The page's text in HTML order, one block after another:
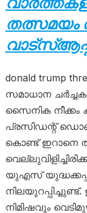
donald trump
സമാധാന
സൈനിക നീക്കം
പ്രസിഡന്റ്
കൊണ്ട് ഇറാനെ
യുഎസ്
നിമിഷവും